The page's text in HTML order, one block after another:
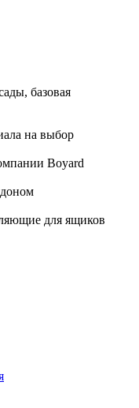
базовая
на выбор
Boyard
для ящиков